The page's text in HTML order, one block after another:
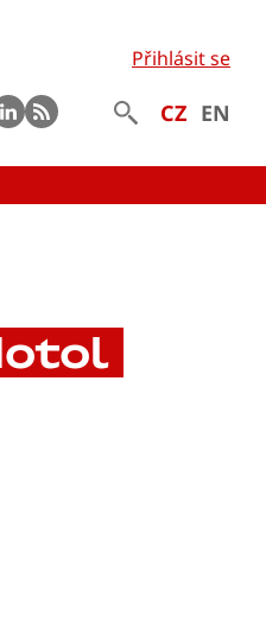
Přihlásit se
CZ EN
Facebook
Youtubeinstagram
LinkedIn
rss